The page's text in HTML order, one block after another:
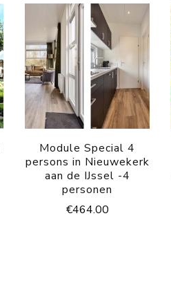
Module Special 4
persons in Nieuwekerk
aan de IJssel -4
personen
€464.00